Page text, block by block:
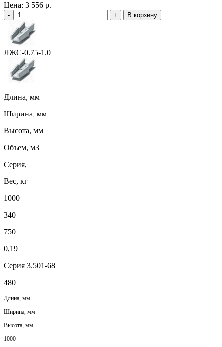
Цена: 3 556 р.
- + В корзину
ЛЖС-0.75-1.0
Длина, мм
Ширина, мм
Высота, мм
Объем, м3
Серия,
Вес, кг
1000
340
750
0,19
Серия 3.501-68
480
Длина, мм
Ширина, мм
Высота, мм
1000